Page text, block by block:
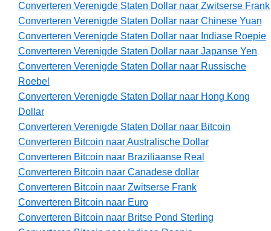
Converteren Verenigde Staten Dollar naar Zwitserse Frank
Converteren Verenigde Staten Dollar naar Chinese Yuan
Converteren Verenigde Staten Dollar naar Indiase Roepie
Converteren Verenigde Staten Dollar naar Japanse Yen
Converteren Verenigde Staten Dollar naar Russische
Roebel
Converteren Verenigde Staten Dollar naar Hong Kong
Dollar
Converteren Verenigde Staten Dollar naar Bitcoin
Converteren Bitcoin naar Australische Dollar
Converteren Bitcoin naar Braziliaanse Real
Converteren Bitcoin naar Canadese dollar
Converteren Bitcoin naar Zwitserse Frank
Converteren Bitcoin naar Euro
Converteren Bitcoin naar Britse Pond Sterling